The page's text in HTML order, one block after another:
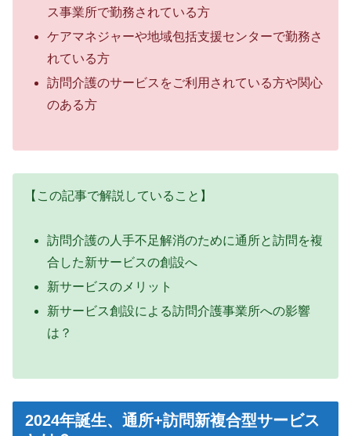
ス事業所で勤務されている方
ケアマネジャーや地域包括支援センターで勤務さ
れている方
訪問介護のサービスをご利用されている方や関心
のある方
【この記事で解説していること】
訪問介護の人手不足解消のために通所と訪問を複
合した新サービスの創設へ
新サービスのメリット
新サービス創設による訪問介護事業所への影響
は？
2024年誕生、通所+訪問新複合型サービス